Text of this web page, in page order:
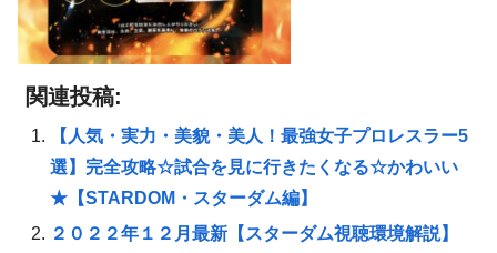
関連投稿:
【人気・実力・美貌・美人！最強女子プロレスラー5
選】完全攻略☆試合を見に行きたくなる☆かわいい
★【STARDOM・スターダム編】
２０２２年１２月最新【スターダム視聴環境解説】